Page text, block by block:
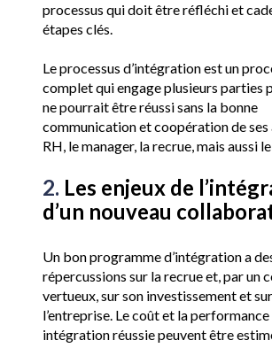
processus qui doit être réfléchi et
étapes clés.
Le processus d’intégration est un
complet qui engage plusieurs parties
ne pourrait être réussi sans la bonne
communication et coopération de ses
RH, le manager, la recrue, mais aussi
2. Les enjeux de
d’un nouveau
Un bon programme d’intégration a
répercussions sur la recrue et, par un
vertueux, sur son investissement et
l’entreprise. Le coût et la performance
intégration réussie peuvent être